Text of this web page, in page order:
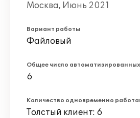
Москва, Июнь 2021
Вариант работы
Файловый
Общее число
6
Количество одновременно
Толстый клиент: 6